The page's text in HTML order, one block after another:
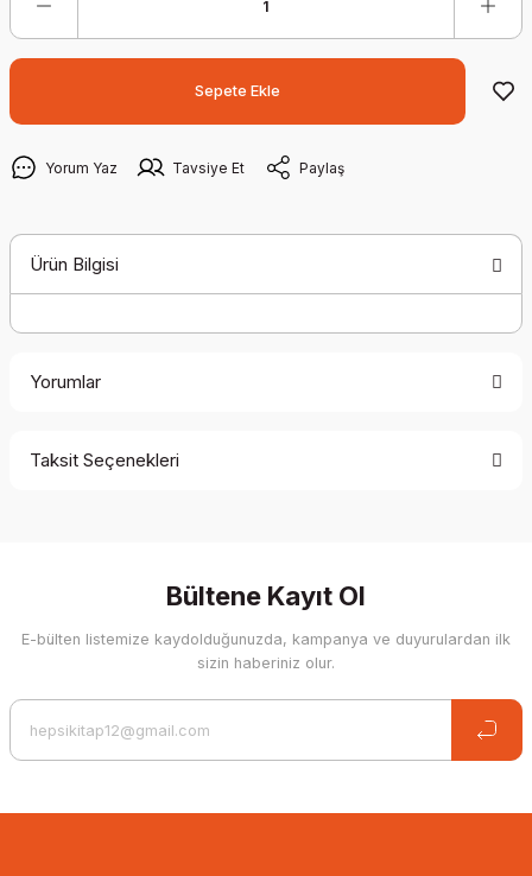
Sepete Ekle
Yorum Yaz Tavsiye Et Paylaş
Ürün Bilgisi
Yorumlar
Taksit Seçenekleri
Bültene Kayıt Ol
E-bülten listemize kaydolduğunuzda, kampanya ve duyurulardan ilk
sizin haberiniz olur.